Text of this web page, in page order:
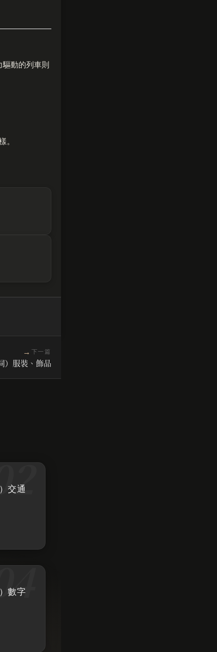
動的列車則
。
下一篇
→
）服裝、飾品
交通
數字